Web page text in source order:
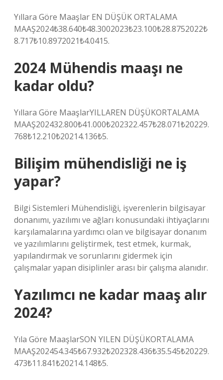
Yıllara Göre Maaşlar EN DÜŞÜK ORTALAMA
MAAŞ2024₺38.640₺48.3002023₺23.100₺28.8752022₺
8.717₺10.8972021₺4.0415.
2024 Mühendis maaşı ne
kadar oldu?
Yıllara Göre MaaşlarYILLAREN DÜŞÜKORTALAMA
MAAŞ202432.800₺41.000₺202322.457₺28.071₺20229.
768₺12.210₺20214.136₺5.
Bilişim mühendisliği ne iş
yapar?
Bilgi Sistemleri Mühendisliği, işverenlerin bilgisayar
donanımı, yazılımı ve ağları konusundaki ihtiyaçlarını
karşılamalarına yardımcı olan ve bilgisayar donanım
ve yazılımlarını geliştirmek, test etmek, kurmak,
yapılandırmak ve sorunlarını gidermek için
çalışmalar yapan disiplinler arası bir çalışma alanıdır.
Yazılımcı ne kadar maaş alır
2024?
Yıla Göre MaaşlarSON YILEN DÜŞÜKORTALAMA
MAAŞ202454.345₺67.932₺202328.436₺35.545₺20229.
473₺11.841₺20214.148₺5.